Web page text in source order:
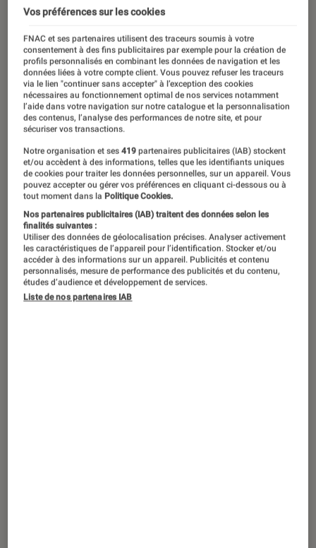
Cyberpunk Edgerunners: Netflix dévoile
la date de sortie et un nouveau trailer
ACTU
Mangas • 01 sep. 2022
Vos préférences sur les cookies
FNAC et ses partenaires utilisent des traceurs soumis à votre
consentement à des fins publicitaires par exemple pour la création de
profils personnalisés en combinant les données de navigation et les
données liées à votre compte client. Vous pouvez refuser les traceurs
via le lien "continuer sans accepter" à l’exception des cookies
nécessaires au fonctionnement optimal de nos services notamment
l’aide dans votre navigation sur notre catalogue et la personnalisation
des contenus, l’analyse des performances de notre site, et pour
sécuriser vos transactions.
Notre organisation et ses419 partenaires publicitaires (IAB) stockent
et/ou accèdent à des informations, telles que les identifiants uniques
de cookies pour traiter les données personnelles, sur un appareil. Vous
pouvez accepter ou gérer vos préférences en cliquant ci-dessous ou à
tout moment dans la Politique Cookies.
Nos partenaires publicitaires (IAB) traitent des données selon les
finalités suivantes :
Utiliser des données de géolocalisation précises. Analyser activement
les caractéristiques de l’appareil pour l’identification. Stocker et/ou
accéder à des informations sur un appareil. Publicités et contenu
personnalisés, mesure de performance des publicités et du contenu,
études d’audience et développement de services.
Liste de nos partenaires IAB